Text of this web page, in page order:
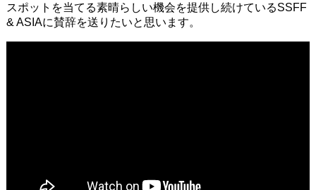
スポットを当てる素晴らしい機会を提供し続けているSSFF
& ASIAに賛辞を送りたいと思います。